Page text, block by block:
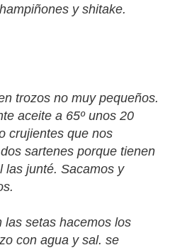
y shitake.
trozos no muy pequeños.
aceite a 65º unos 20
crujientes que nos
sartenes porque tienen
las junté. Sacamos y
las setas hacemos los
con agua y sal. se